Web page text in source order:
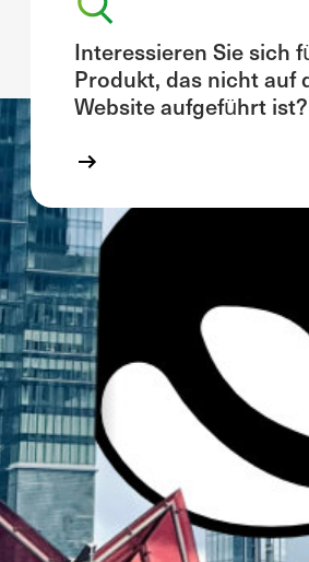
Interessieren Sie sich
Produkt, das nicht auf
Website aufgeführt ist?